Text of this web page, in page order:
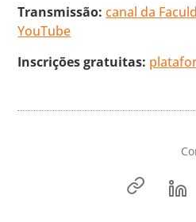
Transmissão:canal da
YouTube
Inscrições gratuitas: